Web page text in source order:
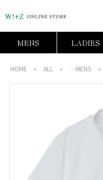
MENS LADIES
HOME » ALL » ―MENS »